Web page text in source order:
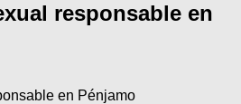
responsable en
en Pénjamo